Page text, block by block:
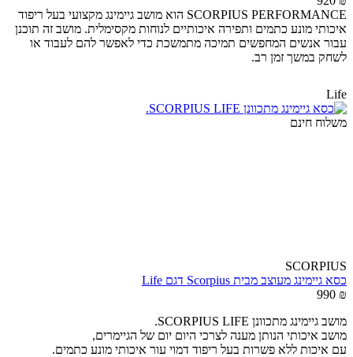
SCORPIUS PERFORMANCE הוא מושב גיימינג מקצועי בעל ריפוד
איכותי מונע כתמים ותפירה איכותיים לנוחות מקסימלית. מושב זה תוכנן
עבור אנשים המחפשים תמיכה מתמשכת כדי לאפשר להם לעבוד או
לשחק במשך זמן רב.
Life
משלוח חינם
SCORPIUS
כסא גיימינג מעוצב מבית Scorpius דגם Life
990 ₪
מושב גיימינג מתכוונן SCORPIUS LIFE.
מושב איכותי הנותן מענה לצרכי היום יום של הגיימרים,
עם איכות ללא פשרות בעל ריפוד דמוי עור איכותי מונע כתמים.